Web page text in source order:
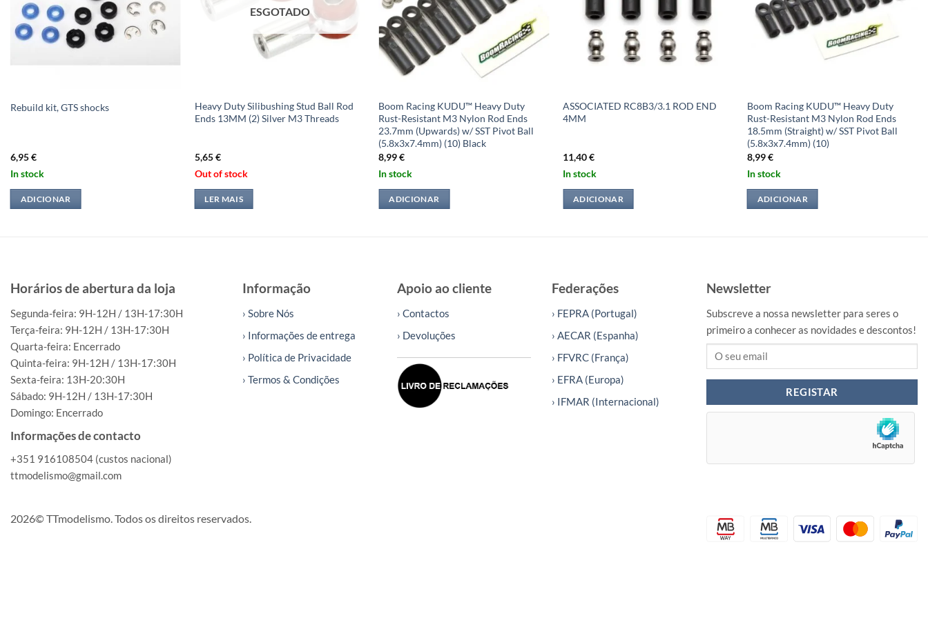
Rebuild kit, GTS shocks
6,95€
In stock
ADICIONAR
ESGOTADO
Heavy Duty Silibushing Stud Ball Rod
Ends 13MM (2) Silver M3 Threads
5,65€
Out of stock
LER MAIS
Boom Racing KUDU™ Heavy Duty
Rust-Resistant M3 Nylon Rod Ends
23.7mm (Upwards) w/ SST Pivot Ball
(5.8x3x7.4mm) (10) Black
8,99€
In stock
ADICIONAR
ASSOCIATED RC8B3/3.1 ROD END
4MM
11,40€
In stock
ADICIONAR
Boom Racing KUDU™ Heavy Duty
Rust-Resistant M3 Nylon Rod Ends
18.5mm (Straight) w/ SST Pivot Ball
(5.8x3x7.4mm) (10)
8,99€
In stock
ADICIONAR
Horários de abertura da loja
Segunda-feira: 9H-12H / 13H-17:30H
Terça-feira: 9H-12H / 13H-17:30H
Quarta-feira: Encerrado
Quinta-feira: 9H-12H / 13H-17:30H
Sexta-feira: 13H-20:30H
Sábado: 9H-12H / 13H-17:30H
Domingo: Encerrado
Informações de contacto
+351 916108504 (custos nacional)
ttmodelismo@gmail.com
Informação
› Sobre Nós
› Informações de entrega
› Política de Privacidade
› Termos & Condições
Apoio ao cliente
› Contactos
› Devoluções
Federações
› FEPRA (Portugal)
› AECAR (Espanha)
› FFVRC (França)
› EFRA (Europa)
› IFMAR (Internacional)
Newsletter
Subscreve a nossa newsletter para seres o
primeiro a conhecer as novidades e descontos!
2026© TTmodelismo. Todos os direitos reservados.